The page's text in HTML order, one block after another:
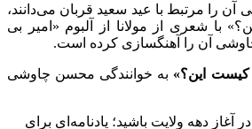
آن را مرتبط با عید سعید قربان می‌دانند،
با شعری از مولانا از آلبوم «امیر بی
آن را آهنگسازی کرده است.
کیست این؟» به خوانندگی محسن چاوشی